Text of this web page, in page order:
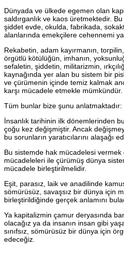
Dünyada ve ülkede egemen olan
saldırganlık ve kaos üretmektedir.
şiddet evde, okulda, fabrikada,
alanlarında emekçilere cehennemi
Rekabetin, adam kayırmanın,
örgütlü kötülüğün, imhanın,
sefaletin, şiddetin, militarizmin,
kaynağında yer alan bu sistem bir
ve çürümenin içinde temiz kalmak
karşı mücadele etmekle mümkündür.
Tüm bunlar bize şunu anlatmaktadır:
İnsanlık tarihinin ilk dönemlerinden
çoğu kez değişmiştir. Ancak
bu sorunların yaratıcılarını alaşağı
Bu sistemde hak mücadelesi
mücadeleleri ile çürümüş dünya
mücadele birleştirilmelidir.
Eşit, parasız, laik ve anadilinde
sömürüsüz, savaşsız bir dünya için
birleştirildiğinde gerçek anlamını
Ya kapitalizmin çamur deryasında
olacağız ya da insanın insan gibi
sınıfsız, sömürüsüz bir dünya için
edeceğiz.